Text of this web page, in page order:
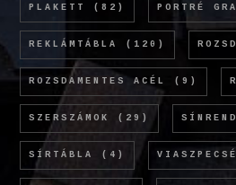
PLAKETT (82) PORTRÉ
REKLÁMTÁBLA (120)
ROZSDAMENTES ACÉL (9)
SZERSZÁMOK (29)
SÍRTÁBLA (4)